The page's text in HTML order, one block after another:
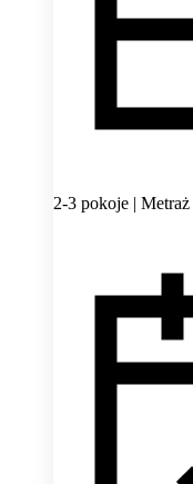
2-3 pokoje |